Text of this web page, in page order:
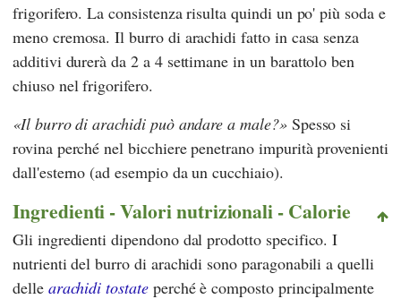
frigorifero. La consistenza risulta quindi un po' più soda e
meno cremosa. Il burro di arachidi fatto in casa senza
additivi durerà da 2 a 4 settimane in un barattolo ben
chiuso nel frigorifero.
Il burro di arachidi può andare a male? Spesso si
rovina perché nel bicchiere penetrano impurità provenienti
dall'esterno (ad esempio da un cucchiaio).
Ingredienti - Valori nutrizionali - Calorie
Gli ingredienti dipendono dal prodotto specifico. I
nutrienti del burro di arachidi sono paragonabili a quelli
delle arachidi tostateperché è composto principalmente